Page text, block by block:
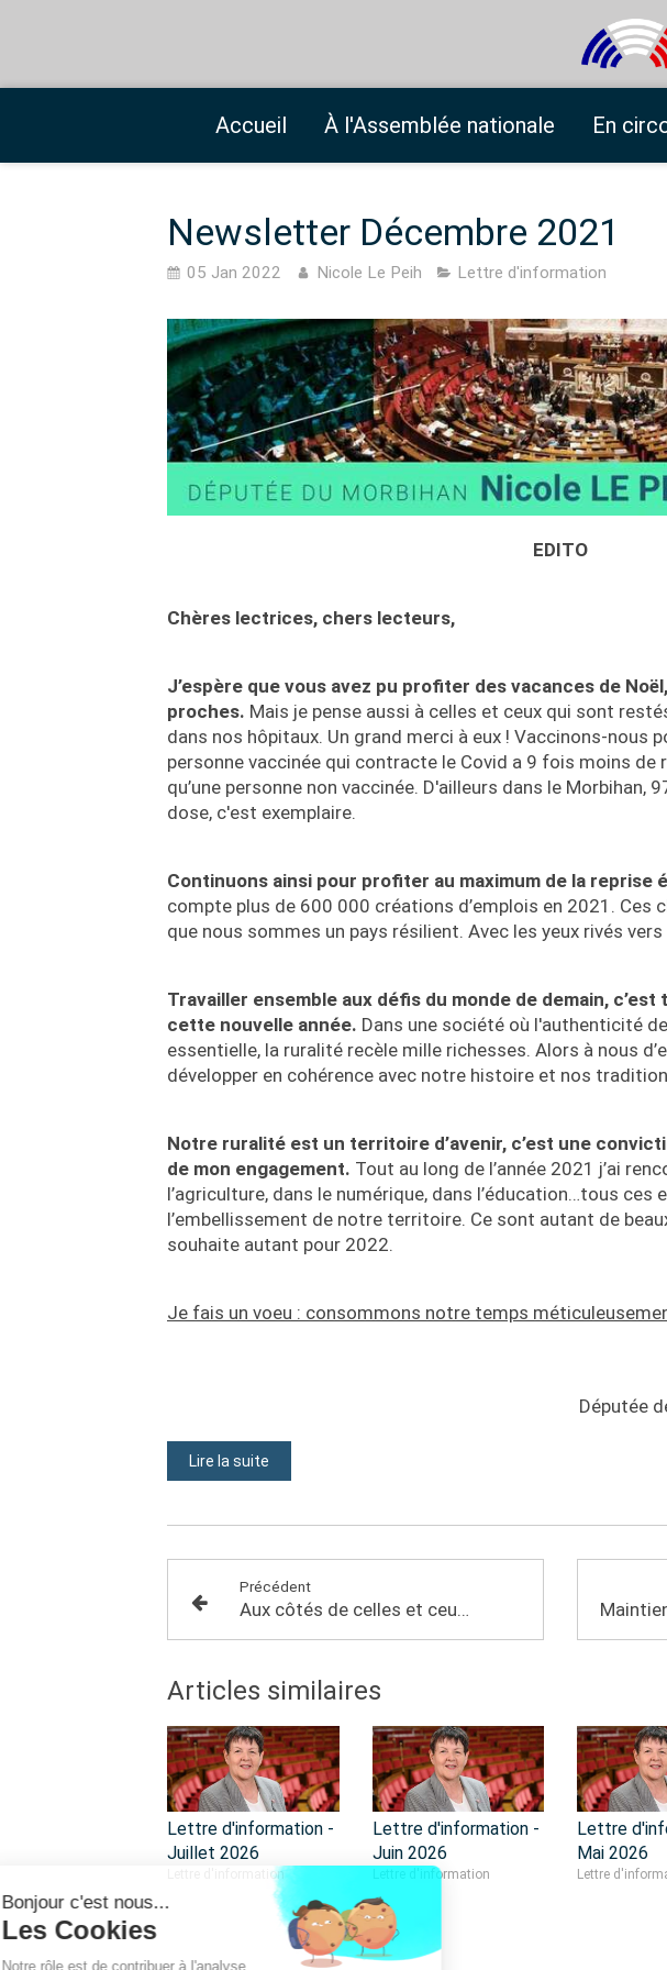
Accueil À l'Assemblée nationale En
Newsletter Décembre 2021
05 Jan 2022 Nicole Le Peih Lettre d'information
EDITO
Chères lectrices, chers lecteurs,
J’espère que vous avez pu profiter des vacances de
proches. Mais je pense aussi à celles et ceux qui sont
dans nos hôpitaux. Un grand merci à eux ! Vaccinons-nous
personne vaccinée qui contracte le Covid a 9 fois moins de
qu’une personne non vaccinée. D'ailleurs dans le Morbihan,
dose, c'est exemplaire.
Continuons ainsi pour profiter au maximum de la reprise
compte plus de 600 000 créations d’emplois en 2021. Ces
que nous sommes un pays résilient. Avec les yeux rivés vers
Travailler ensemble aux défis du monde de demain,
cette nouvelle année. Dans une société où l'authenticité
essentielle, la ruralité recèle mille richesses. Alors à nous
développer en cohérence avec notre histoire et nos
Notre ruralité est un territoire d’avenir, c’est une
de mon engagement. Tout au long de l’année 2021 j’ai
l’agriculture, dans le numérique, dans l’éducation…tous
l’embellissement de notre territoire. Ce sont autant de
souhaite autant pour 2022.
Je fais un voeu : consommons notre temps
Députée
Lire la suite
Précédent
Aux côtés de celles et ceux qui nous protègent au quotidien
Articles similaires
Lettre d'information -
Juillet 2026
Lettre d'information
Lettre d'information -
Juin 2026
Lettre d'information
Lettre
Mai 2026
Lettre